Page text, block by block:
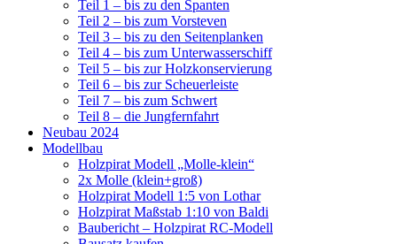
Teil 1 – bis zu den Spanten
Teil 2 – bis zum Vorsteven
Teil 3 – bis zu den Seitenplanken
Teil 4 – bis zum Unterwasserschiff
Teil 5 – bis zur Holzkonservierung
Teil 6 – bis zur Scheuerleiste
Teil 7 – bis zum Schwert
Teil 8 – die Jungfernfahrt
Neubau 2024
Modellbau
Holzpirat Modell „Molle-klein“
2x Molle (klein+groß)
Holzpirat Modell 1:5 von Lothar
Holzpirat Maßstab 1:10 von Baldi
Baubericht – Holzpirat RC-Modell